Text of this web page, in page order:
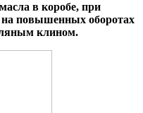
в коробе, при
на повышенных оборотах
клином.